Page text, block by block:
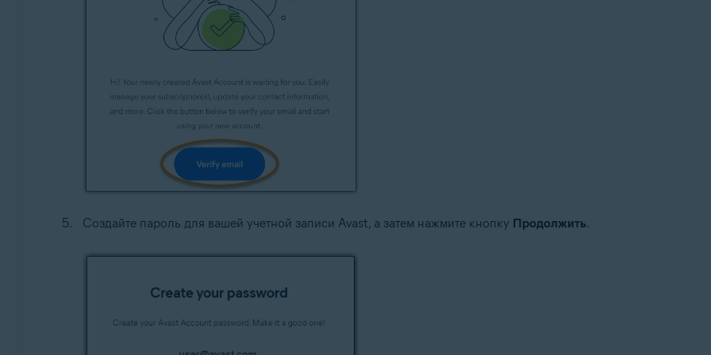
Создайте пароль для вашей учетной записи Avast, а затем нажмите кнопку Продолжить.